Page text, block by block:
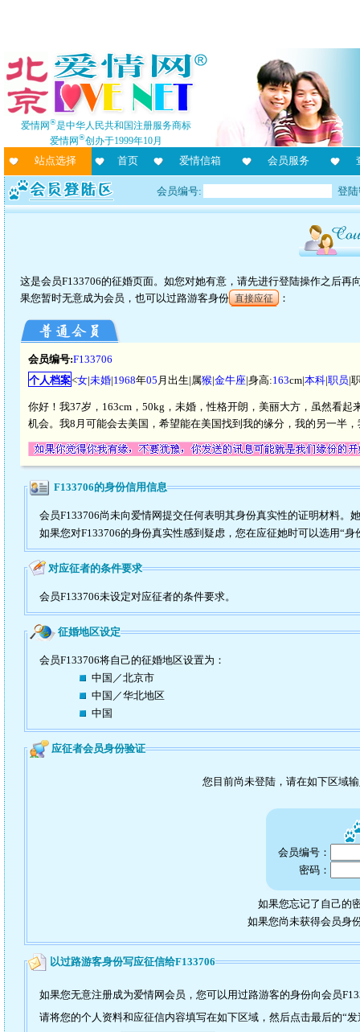
爱情网®是中华人民共和国注册服务商标
爱情网®创办于1999年10月
站点选择 首页 爱情信箱 会员服务
会员编号: 登
这是会员F133706的征婚页面。如您对她有意，请先进行登陆操作之后
果您暂时无意成为会员，也可以过路游客身份 直接应征 ：
会员编号:F133706
个人档案<女|未婚|1968年05 月出生|属猴|金牛座|身高:163cm|本科|职员|
你好！我37岁，163cm，50kg，未婚，性格开朗，美丽大方，虽然看
机会。我8月可能会去美国，希望能在美国找到我的缘分，我的另一半
F133706的身份信用信息
会员F133706尚未向爱情网提交任何表明其身份真实性的证明材料。
如果您对F133706的身份真实性感到疑虑，您在应征她时可以选用“身
对应征者的条件要求
会员F133706未设定对应征者的条件要求。
征婚地区设定
会员F133706将自己的征婚地区设置为：
中国／北京市
中国／华北地区
中国
应征者会员身份验证
您目前尚未登陆，请在如下区域
会员编号：
密码：
如果您忘记了自己的
如果您尚未获得会员身
以过路游客身份写应征信给F133706
如果您无意注册成为爱情网会员，您可以用过路游客的身份向会员
请将您的个人资料和应征信内容填写在如下区域，然后点击最后的“